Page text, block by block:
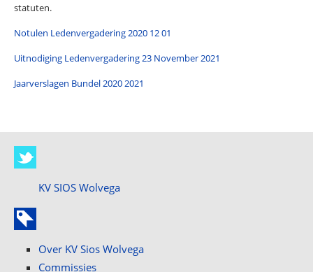
statuten.
Notulen Ledenvergadering 2020 12 01
Uitnodiging Ledenvergadering 23 November 2021
Jaarverslagen Bundel 2020 2021
KV SIOS Wolvega
Over KV Sios Wolvega
Commissies